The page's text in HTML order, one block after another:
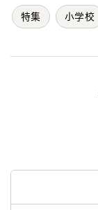
特集 小学校